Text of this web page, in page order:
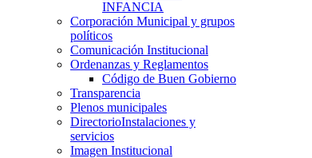
INFANCIA
Corporación Municipal y grupos
políticos
Comunicación Institucional
Ordenanzas y Reglamentos
Código de Buen Gobierno
Transparencia
Plenos municipales
DirectorioInstalaciones y
servicios
Imagen Institucional